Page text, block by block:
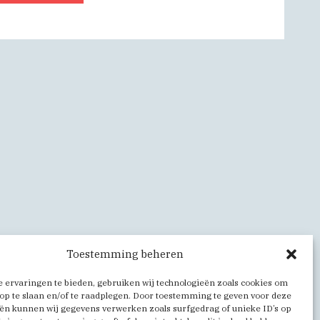
Toestemming beheren
ervaringen te bieden, gebruiken wij technologieën zoals cookies om
te slaan en/of te raadplegen. Door toestemming te geven voor deze
kunnen wij gegevens verwerken zoals surfgedrag of unieke ID’s op